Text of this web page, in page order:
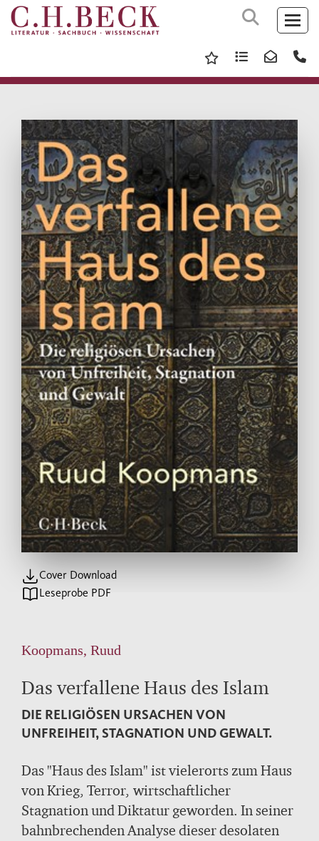
Cover Download
Leseprobe PDF
Koopmans, Ruud
Das verfallene Haus des Islam
DIE RELIGIÖSEN URSACHEN VON
UNFREIHEIT, STAGNATION UND GEWALT.
Das "Haus des Islam" ist vielerorts zum Haus
von Krieg, Terror, wirtschaftlicher
Stagnation und Diktatur geworden. In seiner
bahnbrechenden Analyse dieser desolaten